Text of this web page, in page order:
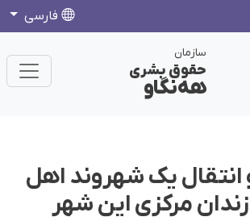
فارسی
سازمان
حقوق بشری
هەنگاو
انتقال یک شهروند اهل
مرکزی این شهر